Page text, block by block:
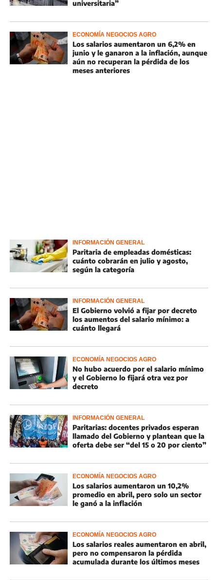
universitaria”
ECONOMÍA NEGOCIOS AGRO
Los salarios aumentaron un 6,2% en
junio y le ganaron a la inflación, aunque
aún no recuperan la pérdida de los
meses anteriores
INFORMACIÓN GENERAL
Paritaria de empleadas domésticas:
cuánto cobrarán en julio y agosto,
según la categoría
INFORMACIÓN GENERAL
El Gobierno volvió a fijar por decreto
los aumentos del salario mínimo: a
cuánto llegará
ECONOMÍA NEGOCIOS AGRO
No hubo acuerdo por el salario mínimo
y el Gobierno lo fijará otra vez por
decreto
INFORMACIÓN GENERAL
Paritarias: docentes privados esperan
llamado del Gobierno y plantean que la
oferta debe ser “del 15 o 20 por ciento”
ECONOMÍA NEGOCIOS AGRO
Los salarios aumentaron un 10,2%
promedio en abril, pero solo un sector
le ganó a la inflación
ECONOMÍA NEGOCIOS AGRO
Los salarios reales aumentaron en abril,
pero no compensaron la pérdida
acumulada durante los últimos meses